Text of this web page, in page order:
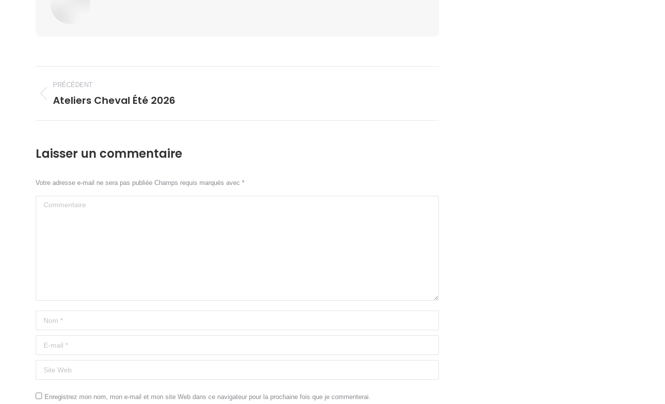
Navigation
article
PRÉCÉDENT
Article
Ateliers Cheval Été 2026
Laisser un commentaire
Votre adresse e-mail ne sera pas publiée Champs requis marqués avec *
Commentaire
Nom *
E-mail *
Site Web
Enregistrez mon nom, mon e-mail et mon site Web dans ce navigateur pour la prochaine fois que je commenterai.